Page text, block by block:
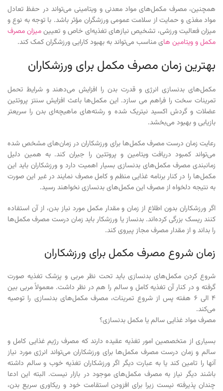
همچنین، مصرف مکمل‌های مواد معدنی و ویتامینی می‌تواند در حفظ تعادل
مواد مغذی و حمایت از سلامت عمومی ورزشگران مؤثر باشد. با توجه به نوع و
میزان فعالیت ورزشی، تشخیص نیازهای تغذیه‌ای خاص و تعیینمیزان مصرف
مکمل و ویتامین های مناسب می‌تواند به بهبود کارایی ورزشگران کمک کند.
بهترین زمان مصرف مکمل‌ برای ورزشکاران
مکمل‌های بدنسازی انرژی و قدرت بدن را افزایش می‌دهند و شرایط تحمل
تمرینات سخت را فراهم می سازد. این مکمل‌ها باعث افزایش سنتز پروتئین
عضلات و گردش اکسید نیتریک شده و رشته‌های ماهیچه‌ای بدن را سریعتر
بازیابی و بهبود می‌بخشد.
رعایت زمان درست مصرف مکمل‌ها برای ورزشکاران در زمان‌های مشخص شده
می‌تواند کمبود دریافت ویتامین و پروتئین را جبران کند. به همین دلیل
زمانبندی مصرف مکمل‌های بدنسازی بسیار اهمیت دارد و ورزشکاران باید این
مکمل‌ها را در کنار برنامه غذایی منظم و کامل مصرف نمایند در غیر این صورت
به نتیجه دلخواه از مصرف این مکمل‌های بدنسازی نخواهند رسید.
اگر ورزشکاران بدون اطلاع از زمان و مقدار مکمل مورد نیاز بدن، از آن استفاده
کنند ریسک بزرگی کرده‌اند. بدنساز یا ورزشکار باید زمان درست مصرف مکمل‌ها
را بداند و از مقدار مصرف مجاز پیروی کند.
زمان شروع مصرف مکمل برای ورزشکاران
شروع کردن مکمل‌های بدنسازی باید تحت نظر مربی و پزشک تغذیه صورت
گرفته و در کنار آن تغذیه کامل و سالم را هم در نظر داشت. معمولاً مربی بین
۴ الی ۶ هفته پس از شروع تمرینات، مصرف مکمل‌های بدنسازی را توصیه
می‌کند.
مصرف مواد غذایی سالم یا مکمل بدنسازی؟
بسیاری از متخصصین امور تغذیه عقیده دارند که مصرف رژیم غذایی کامل و
سالم و زمان درست مصرف مکمل‌ها برای ورزشکاران می‌تواند انرژی مورد نیاز
آنها را تامین کند یا به عبارت دیگر اگر ورزشکاران تغذیه خوب و سالم داشته
باشند دیگر نیاز به مصرف مکمل‌های موجود در بازار نیست. البته این ادعا
چندان پذیرفته نیست زیرا برای افزودن استقامت خود و ریکاوری سریع بدن،